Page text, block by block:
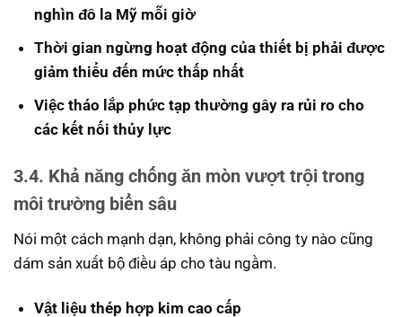
nghìn đô la Mỹ mỗi giờ
Thời gian ngừng hoạt động của thiết bị phải được
giảm thiểu đến mức thấp nhất
Việc tháo lắp phức tạp thường gây ra rủi ro cho
các kết nối thủy lực
3.4. Khả năng chống ăn mòn vượt trội trong
môi trường biển sâu
Nói một cách mạnh dạn, không phải công ty nào cũng
dám sản xuất bộ điều áp cho tàu ngầm.
Vật liệu thép hợp kim cao cấp